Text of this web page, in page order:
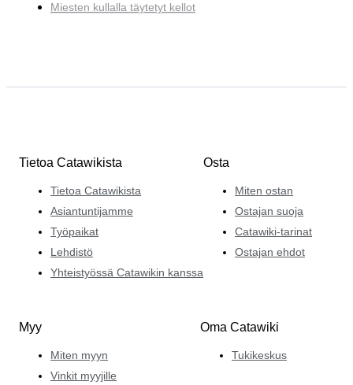
Miesten kullalla täytetyt kellot
Tietoa Catawikista
Tietoa Catawikista
Asiantuntijamme
Työpaikat
Lehdistö
Yhteistyössä Catawikin kanssa
Osta
Miten ostan
Ostajan suoja
Catawiki-tarinat
Ostajan ehdot
Myy
Miten myyn
Vinkit myyjille
Oma Catawiki
Tukikeskus